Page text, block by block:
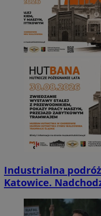
Industrialna
Katowice.